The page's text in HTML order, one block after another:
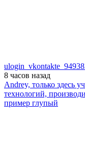
8 часов назад
Andrey, только здесь
технологий,
пример глупый